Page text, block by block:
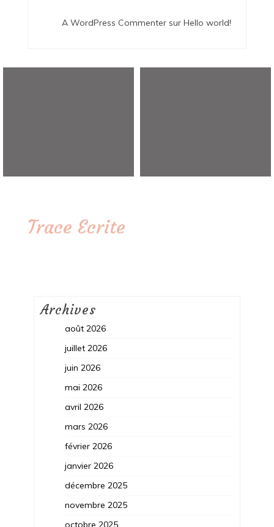
A WordPress Commentersur Hello world!
Trace Ecrite
Archives
août 2026
juillet 2026
juin 2026
mai 2026
avril 2026
mars 2026
février 2026
janvier 2026
décembre 2025
novembre 2025
octobre 2025